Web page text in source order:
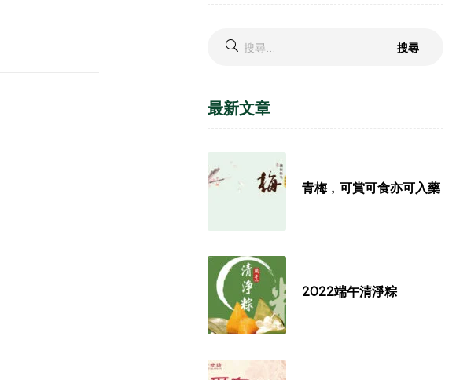
最新文章
青梅﹐可賞可食亦可入藥
2022端午清淨粽